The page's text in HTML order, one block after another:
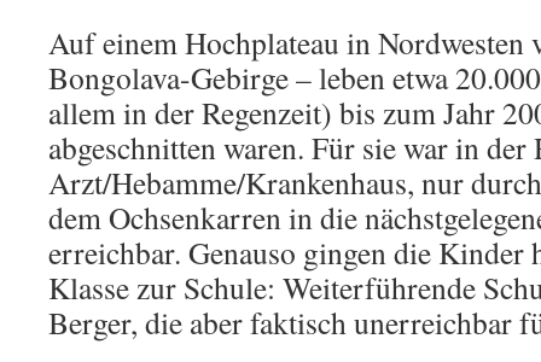
Auf einem Hochplateau in Nordwesten
Bongolava-Gebirge – leben etwa
allem in der Regenzeit) bis zum Jahr
abgeschnitten waren. Für sie war in der
Arzt/Hebamme/Krankenhaus, nur
dem Ochsenkarren in die
erreichbar. Genauso gingen die Kinder
Klasse zur Schule: Weiterführende
Berger, die aber faktisch unerreichbar